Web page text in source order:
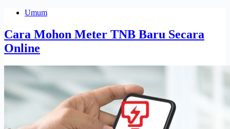
Umum
Cara Mohon Meter TNB Baru Secara
Online